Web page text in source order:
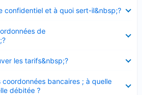
confidentiel et à quoi sert-il&nbsp;?
de
les tarifs&nbsp;?
coordonnées bancaires ; à quelle
débitée ?